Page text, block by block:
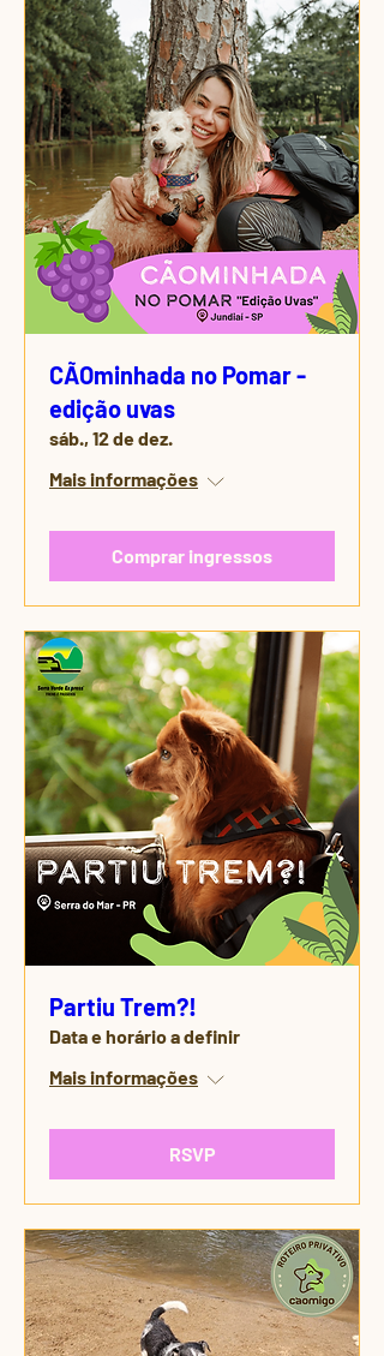
CÃOminhada no Pomar -
edição uvas
sáb., 12 de dez.
Mais informações
Comprar ingressos
Partiu Trem?!
Data e horário a definir
Mais informações
RSVP